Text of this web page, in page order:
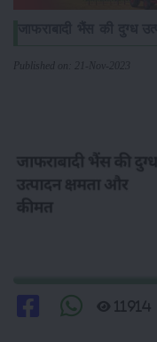
Published on: 21-Nov-2023
11914